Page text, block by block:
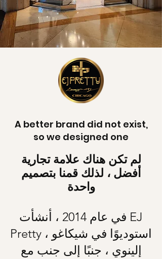
A better brand did not exist,
so we designed one
لم تكن هناك علامة تجارية
أفضل ، لذلك قمنا بتصميم
واحدة
في عام 2014 ، أنشأت EJ
Pretty استوديوًا في شيكاغو ،
إلينوي ، جنبًا إلى جنب مع